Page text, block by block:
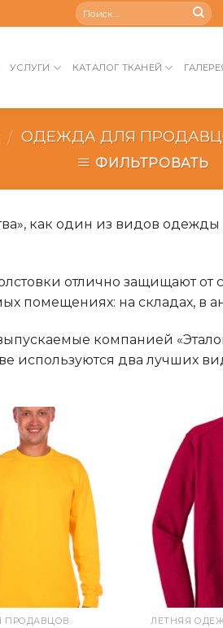
УСЛУГИ КАТАЛОГ ТКАНЕЙ
/ ОДЕЖДА ДЛЯ
ФИЛЬТРОВАТЬ
как один из видов
отлично защищают от
помещениях: на складах, в
компанией
используются два лучших
ПРОДАВЦОВ ЛЕТНЯЯ